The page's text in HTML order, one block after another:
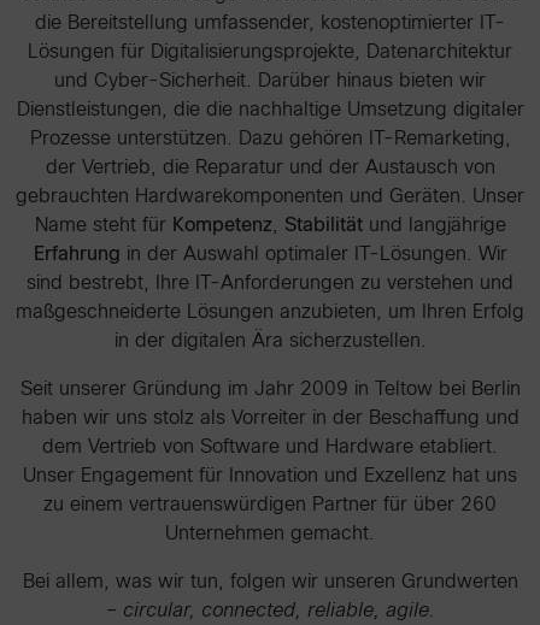
die Bereitstellung umfassender, kostenoptimierter IT-
Lösungen für Digitalisierungsprojekte, Datenarchitektur
und Cyber-Sicherheit. Darüber hinaus bieten wir
Dienstleistungen, die die nachhaltige Umsetzung digitaler
Prozesse unterstützen. Dazu gehören IT-Remarketing,
der Vertrieb, die Reparatur und der Austausch von
gebrauchten Hardwarekomponenten und Geräten. Unser
Name steht für Kompetenz Stabilitätund langjährige
Erfahrung in der Auswahl optimaler IT-Lösungen. Wir
sind bestrebt, Ihre IT-Anforderungen zu verstehen und
maßgeschneiderte Lösungen anzubieten, um Ihren Erfolg
in der digitalen Ära sicherzustellen.
Seit unserer Gründung im Jahr 2009 in Teltow bei Berlin
haben wir uns stolz als Vorreiter in der Beschaffung und
dem Vertrieb von Software und Hardware etabliert.
Unser Engagement für Innovation und Exzellenz hat uns
zu einem vertrauenswürdigen Partner für über 260
Unternehmen gemacht.
Bei allem, was wir tun, folgen wir unseren Grundwerten
– circular, connected, reliable, agile.